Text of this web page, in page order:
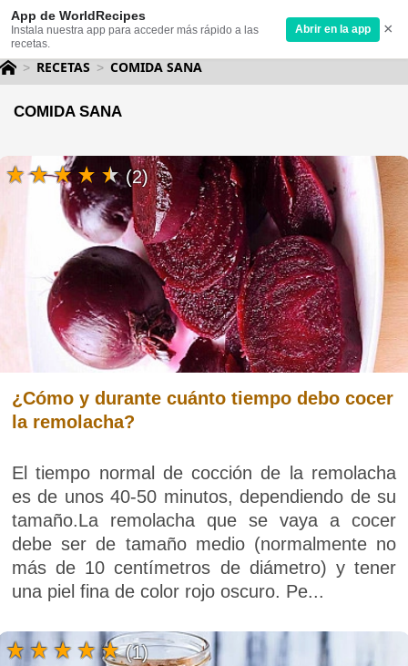
App de WorldRecipes
Instala nuestra app para acceder más rápido a las
recetas.
Abrir en la app ×
RECETAS COMIDA SANA
COMIDA SANA
¿Cómo y durante cuánto tiempo debo cocer
la remolacha?
El tiempo normal de cocción de la remolacha
es de unos 40-50 minutos, dependiendo de su
tamaño.La remolacha que se vaya a cocer
debe ser de tamaño medio (normalmente no
más de 10 centímetros de diámetro) y tener
una piel fina de color rojo oscuro. Pe...
(2)
(1)